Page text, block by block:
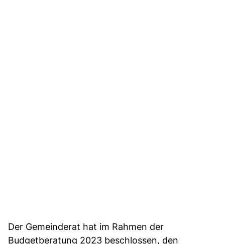
Der Gemeinderat hat im Rahmen der
Budgetberatung 2023 beschlossen, den